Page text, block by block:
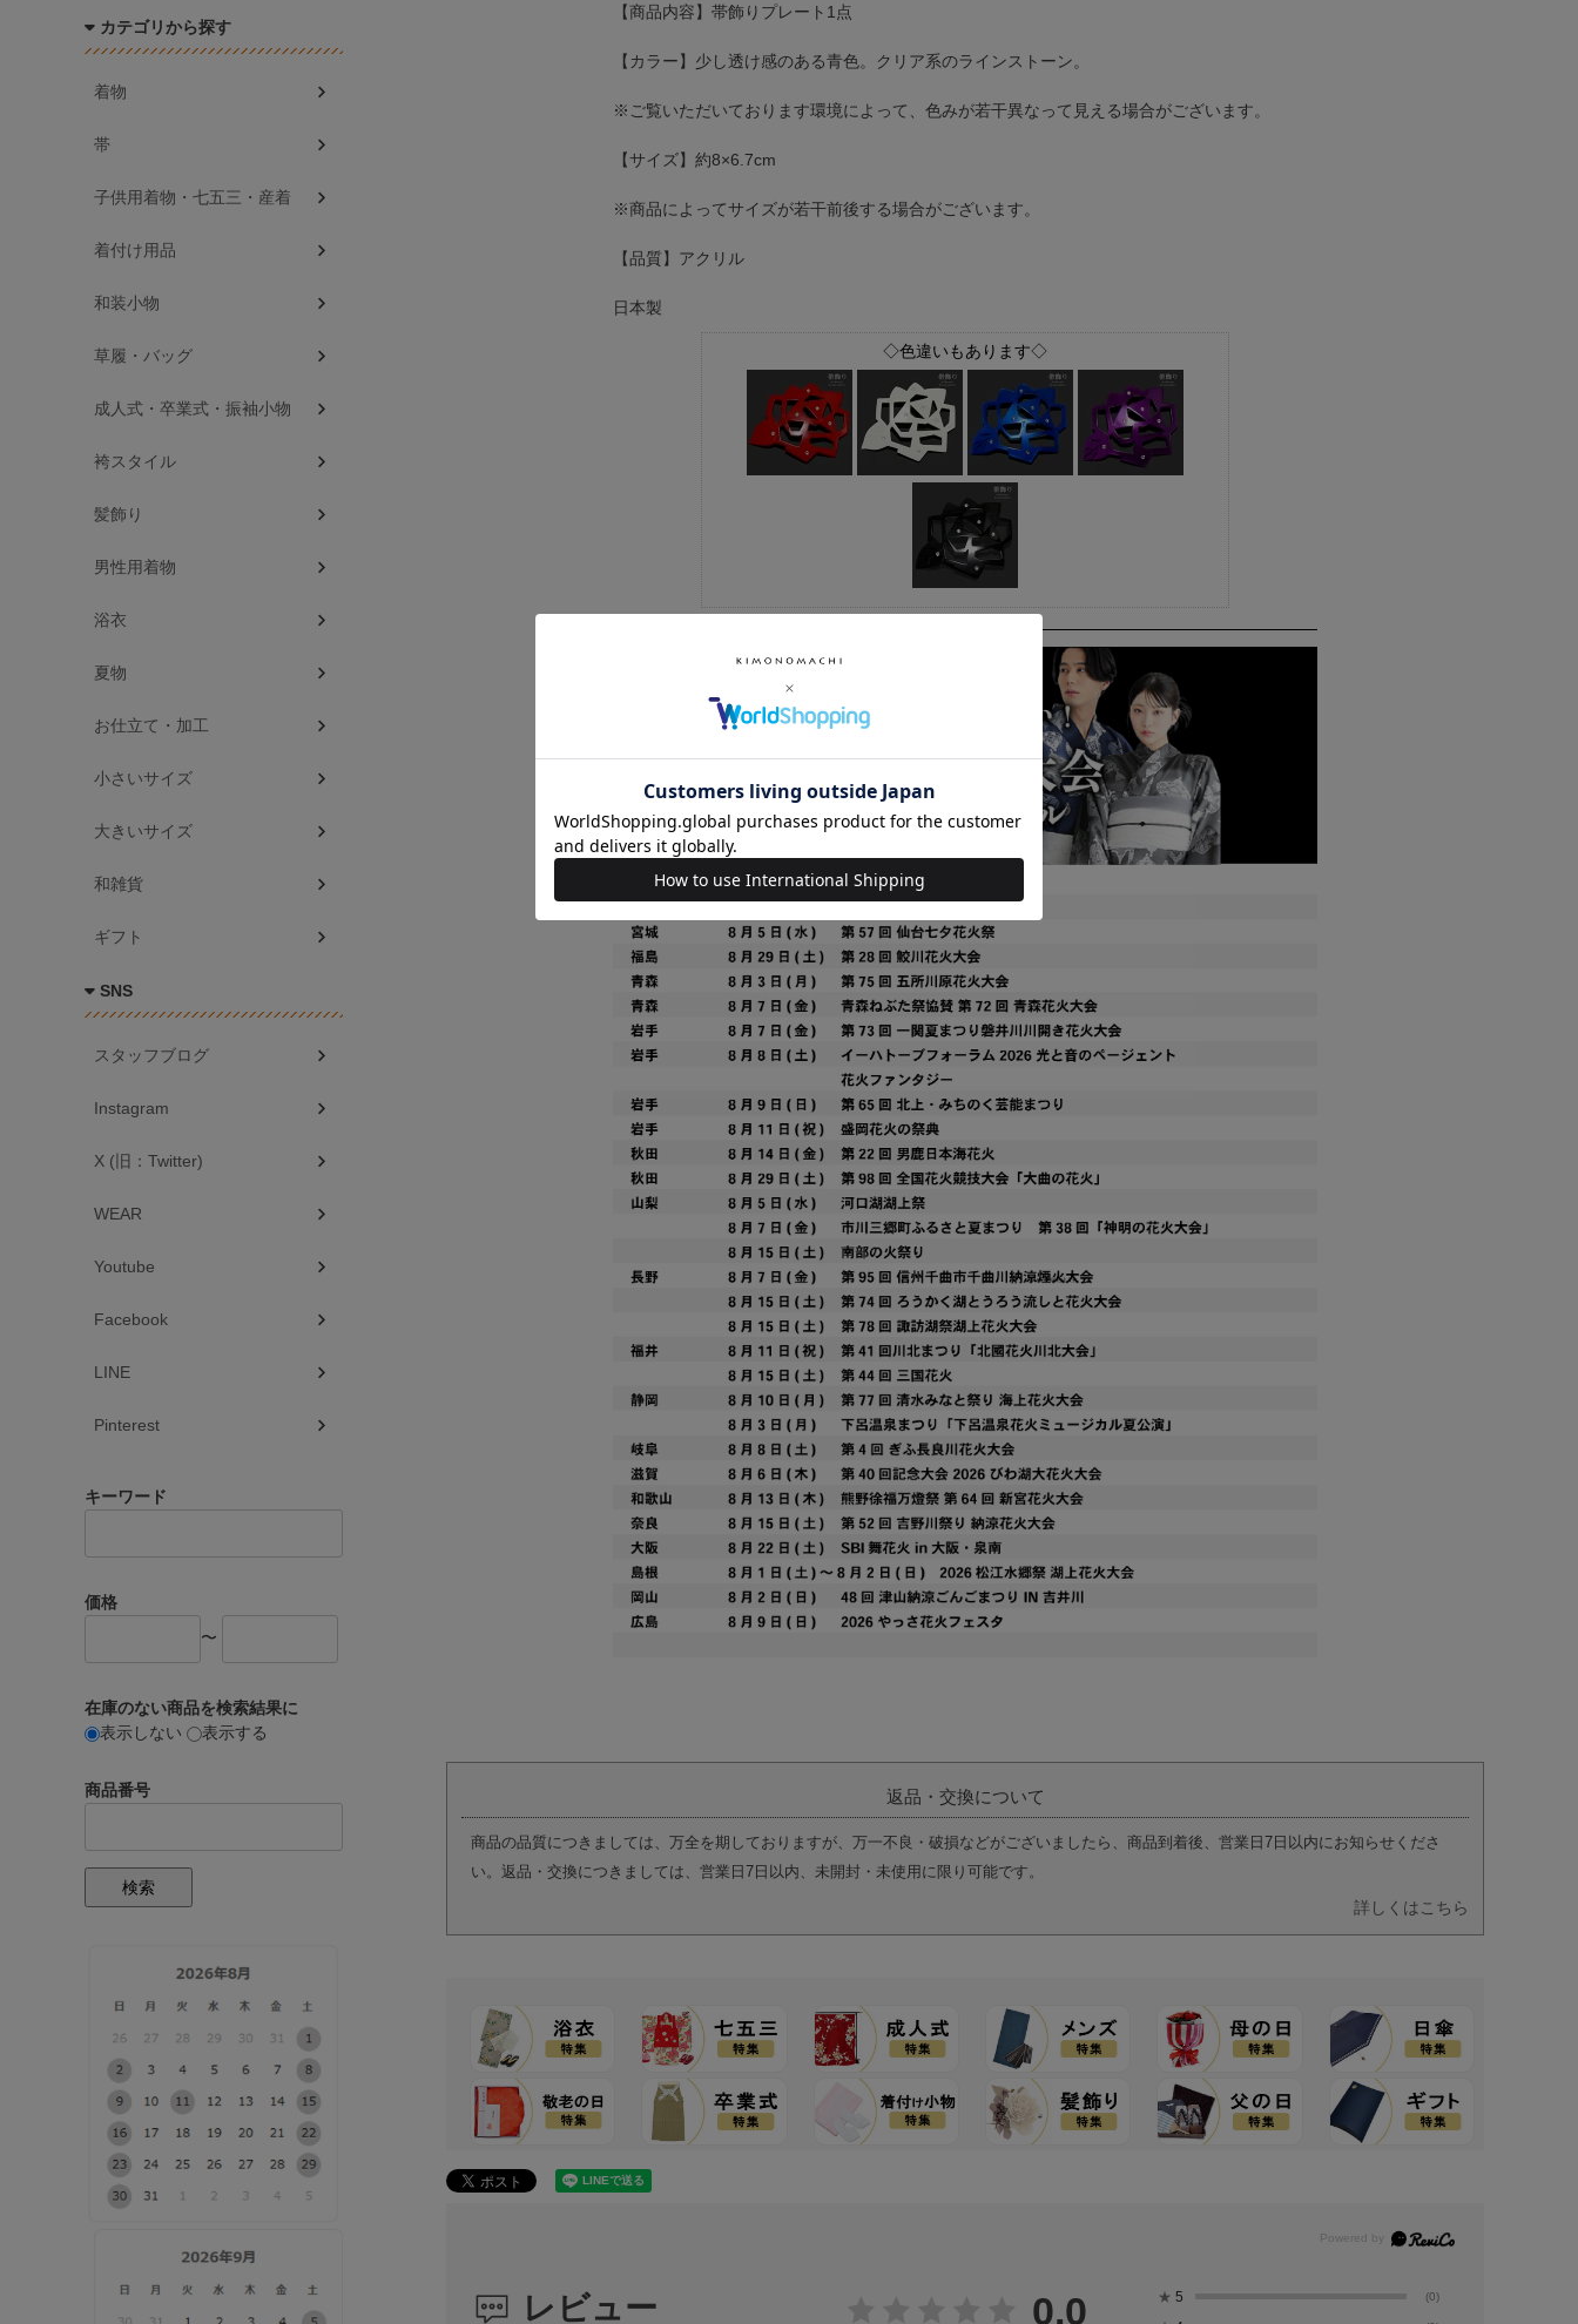
【商品内容】帯飾りプレート1点
【カラー】少し透け感のある青色。クリア系のラインストーン。
※ご覧いただいております環境によって、色みが若干異なって見える場合がございます。
【サイズ】約8×6.7cm
※商品によってサイズが若干前後する場合がございます。
【品質】アクリル
日本製
◇色違いもあります◇
返品・交換について
商品の品質につきましては、万全を期しておりますが、万一不良・破損などがございましたら、商品到着後、営業日7日以内にお知らせくださ
い。返品・交換につきましては、営業日7日以内、未開封・未使用に限り可能です。
詳しくはこちら
レビュー 0.0 ★ 5 (0)
カテゴリから探す
着物
帯
子供用着物・七五三・産着
着付け用品
和装小物
草履・バッグ
成人式・卒業式・振袖小物
袴スタイル
髪飾り
男性用着物
浴衣
夏物
お仕立て・加工
小さいサイズ
大きいサイズ
和雑貨
ギフト
SNS
スタッフブログ
Instagram
X (旧：Twitter)
WEAR
Youtube
Facebook
LINE
Pinterest
キーワード
価格
〜
在庫のない商品を検索結果に
表示しない
表示する
商品番号
検索